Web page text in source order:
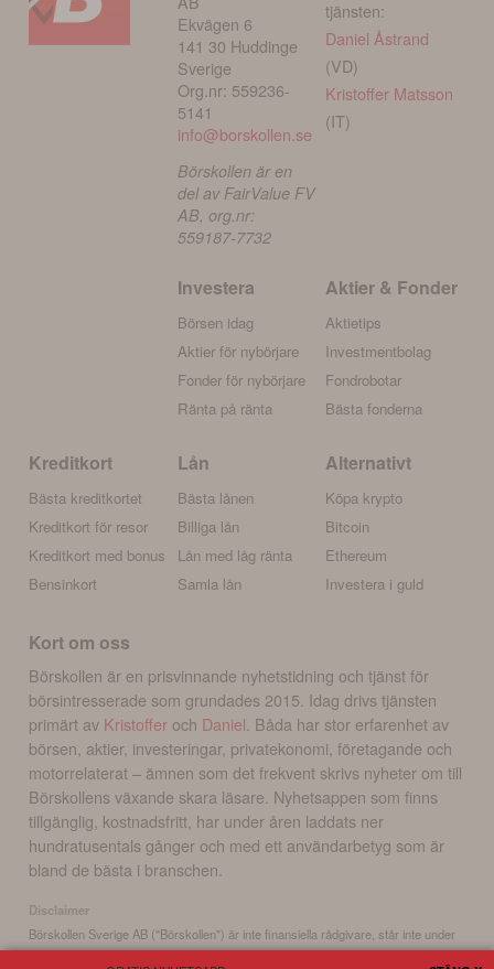
Ekvägen 6
141 30 Huddinge
Sverige
Org.nr: 559236-
5141
info@borskollen.se
Börskollen är en
del av FairValue FV
AB, org.nr:
559187-7732
tjänsten:
Daniel Åstrand
(VD)
Kristoffer Matsson
(IT)
Investera
Börsen idag
Aktier för nybörjare
Fonder för nybörjare
Ränta på ränta
Aktier & Fonder
Aktietips
Investmentbolag
Fondrobotar
Bästa fonderna
Kreditkort
Bästa kreditkortet
Kreditkort för resor
Kreditkort med bonus
Bensinkort
Lån
Bästa lånen
Billiga lån
Lån med låg ränta
Samla lån
Alternativt
Köpa krypto
Bitcoin
Ethereum
Investera i guld
Kort om oss
Börskollen är en prisvinnande nyhetstidning och tjänst för
börsintresserade som grundades 2015. Idag drivs tjänsten
primärt av Kristoffer och Daniel. Båda har stor erfarenhet av
börsen, aktier, investeringar, privatekonomi, företagande och
motorrelaterat – ämnen som det frekvent skrivs nyheter om till
Börskollens växande skara läsare. Nyhetsappen som finns
tillgänglig, kostnadsfritt, har under åren laddats ner
hundratusentals gånger och med ett användarbetyg som är
bland de bästa i branschen.
Disclaimer
Börskollen Sverige AB ("Börskollen") är inte finansiella rådgivare, står inte under
finansinspektionens tillsyn och ger inga råd till dig. Detta innebär att